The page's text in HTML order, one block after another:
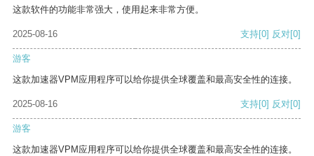
这款软件的功能非常强大，使用起来非常方便。
2025-08-16 支持[0] 反对[0]
游客
这款加速器VPM应用程序可以给你提供全球覆盖和最高安全性的连接。
2025-08-16 支持[0] 反对[0]
游客
这款加速器VPM应用程序可以给你提供全球覆盖和最高安全性的连接。